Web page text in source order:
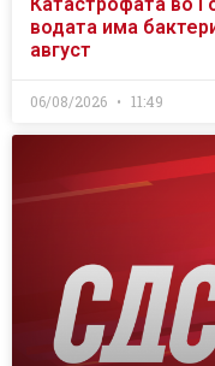
водата има
август
06/08/2026 11:49